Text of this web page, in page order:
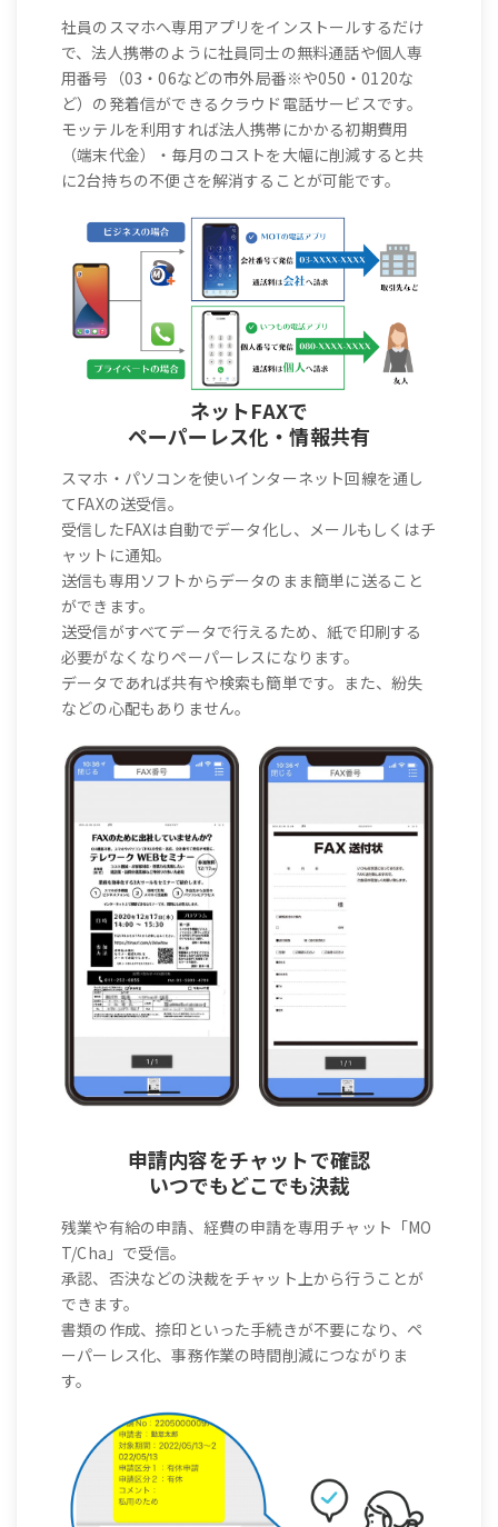
社員のスマホへ専用アプリをインストールするだけ
で、法人携帯のように社員同士の無料通話や個人専
用番号（03・06などの市外局番※や050・0120な
ど）の発着信ができるクラウド電話サービスです。
モッテルを利用すれば法人携帯にかかる初期費用
（端末代金）・毎月のコストを大幅に削減すると共
に2台持ちの不便さを解消することが可能です。
ネットFAXで
ペーパーレス化・情報共有
スマホ・パソコンを使いインターネット回線を通し
てFAXの送受信。
受信したFAXは自動でデータ化し、メールもしくはチ
ャットに通知。
送信も専用ソフトからデータのまま簡単に送ること
ができます。
送受信がすべてデータで行えるため、紙で印刷する
必要がなくなりペーパーレスになります。
データであれば共有や検索も簡単です。また、紛失
などの心配もありません。
申請内容をチャットで確認
いつでもどこでも決裁
残業や有給の申請、経費の申請を専用チャット「MO
T/Cha」で受信。
承認、否決などの決裁をチャット上から行うことが
できます。
書類の作成、捺印といった手続きが不要になり、ペ
ーパーレス化、事務作業の時間削減につながりま
す。